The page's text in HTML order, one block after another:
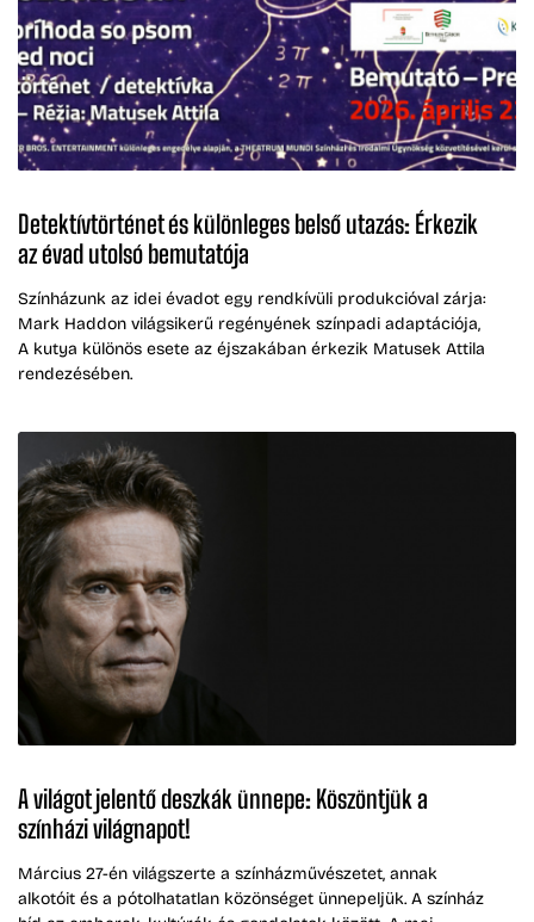
Detektívtörténet és különleges belső utazás: Érkezik
az évad utolsó bemutatója
Színházunk az idei évadot egy rendkívüli produkcióval zárja:
Mark Haddon világsikerű regényének színpadi adaptációja,
A kutya különös esete az éjszakában érkezik Matusek Attila
rendezésében.
A világot jelentő deszkák ünnepe: Köszöntjük a
színházi világnapot!
Március 27-én világszerte a színházművészetet, annak
alkotóit és a pótolhatatlan közönséget ünnepeljük. A színház